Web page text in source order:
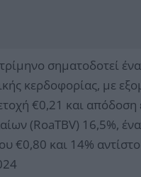
σηματοδοτεί
κερδοφορίας, με
€0,21 και
(RoaTBV) 16,5%,
€0,80 και 14%